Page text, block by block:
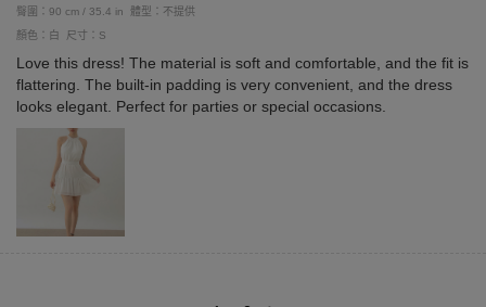
臀圍：90 cm / 35.4 in
體型：不提供
顏色：白
尺寸：S
Love this dress! The material is soft and comfortable, and the fit is
flattering. The built-in padding is very convenient, and the dress
looks elegant. Perfect for parties or special occasions.